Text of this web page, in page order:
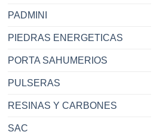
PADMINI
PIEDRAS ENERGETICAS
PORTA SAHUMERIOS
PULSERAS
RESINAS Y CARBONES
SAC